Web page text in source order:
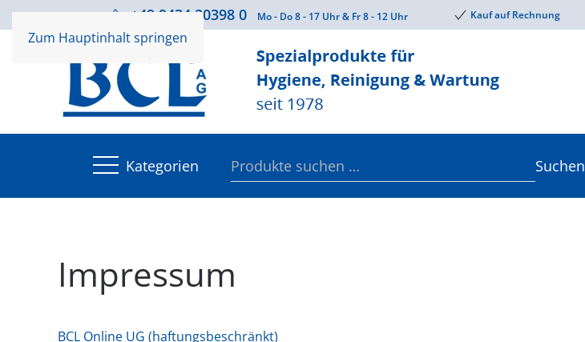
Zum Hauptinhalt springen
Beratung +49 9434 20398 0 Mo - Do 8 - 17 Uhr & Fr 8 - 12 Uhr Kauf auf Rechnung
Kategorien
Suchen
nach:
Suchen
Impressum
BCL Online UG (haftungsbeschränkt)